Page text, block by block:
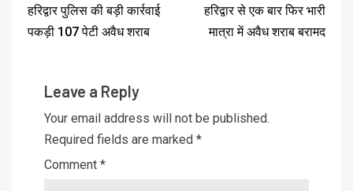
हरिद्वार पुलिस की बड़ी कार्रवाई
पकड़ी 107 पेटी अवैध शराब
हरिद्वार से एक बार फिर भारी
मात्रा में अवैध शराब बरामद
Leave a Reply
Your email address will not be published.
Required fields are marked *
Comment *